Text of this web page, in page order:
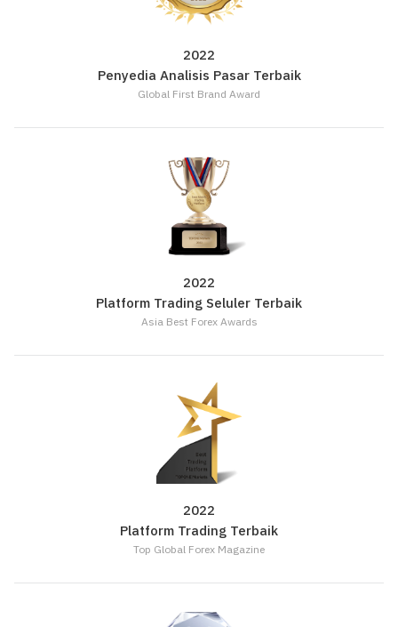
2022
Penyedia Analisis Pasar Terbaik
Global First Brand Award
2022
Platform Trading Seluler Terbaik
Asia Best Forex Awards
2022
Platform Trading Terbaik
Top Global Forex Magazine